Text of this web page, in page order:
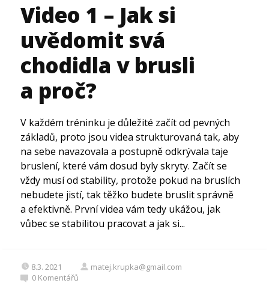
Video 1 – Jak si
uvědomit svá
chodidla v brusli
a proč?
V každém tréninku je důležité začít od pevných
základů, proto jsou videa strukturovaná tak, aby
na sebe navazovala a postupně odkrývala taje
bruslení, které vám dosud byly skryty. Začít se
vždy musí od stability, protože pokud na bruslích
nebudete jistí, tak těžko budete bruslit správně
a efektivně. První videa vám tedy ukážou, jak
vůbec se stabilitou pracovat a jak si...
8.3. 2021
matej.krupka@gmail.com
0 Komentářů